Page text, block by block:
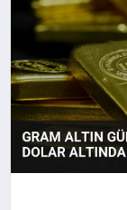
SIYASET
SPOR
YAŞAM